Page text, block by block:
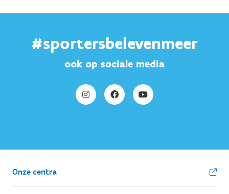
#sportersbelevenmeer
ook op sociale media
Onze centra